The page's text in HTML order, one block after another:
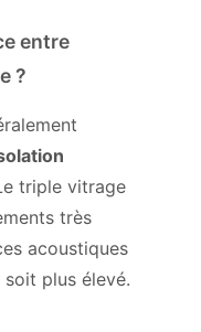
entre
?
triple vitrage
très
acoustiques
plus élevé.